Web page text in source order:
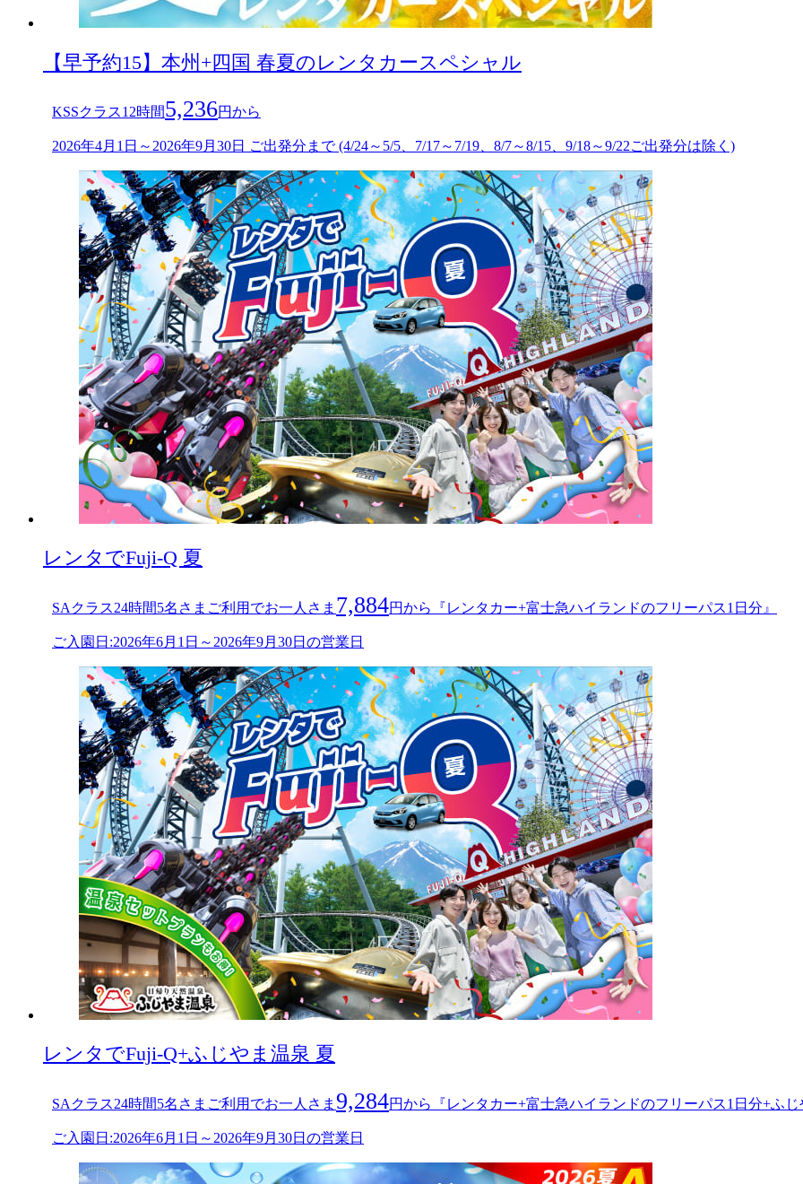
【早予約15】本州+四国 春夏のレンタカースペシャル
KSSクラス12時間5,236円から
2026年4月1日～2026年9月30日 ご出発分まで (4/24～5/5、7/17～7/19、8/7～8/15、9/18～9/22ご出発分は除く)
レンタでFuji-Q 夏
SAクラス24時間5名さまご利用でお一人さま 7,884円から『レンタカー+富士急ハイランドのフリーパス1日分』
ご入園日:2026年6月1日～2026年9月30日の営業日
レンタでFuji-Q+ふじやま温泉 夏
SAクラス24時間5名さまご利用でお一人さま 9,284円から『レンタカー+富士急ハイランドのフリーパス1日分+ふじ
ご入園日:2026年6月1日～2026年9月30日の営業日